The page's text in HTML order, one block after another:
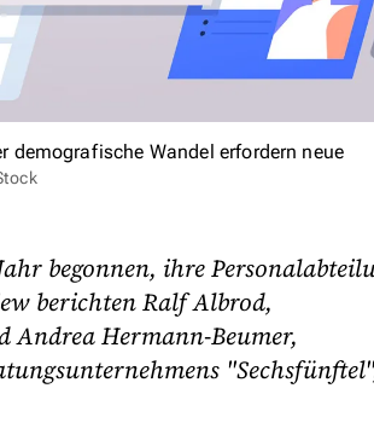
demografische Wandel erfordern neue
begonnen, ihre
berichten Ralf Albrod,
Andrea Hermann-Beumer,